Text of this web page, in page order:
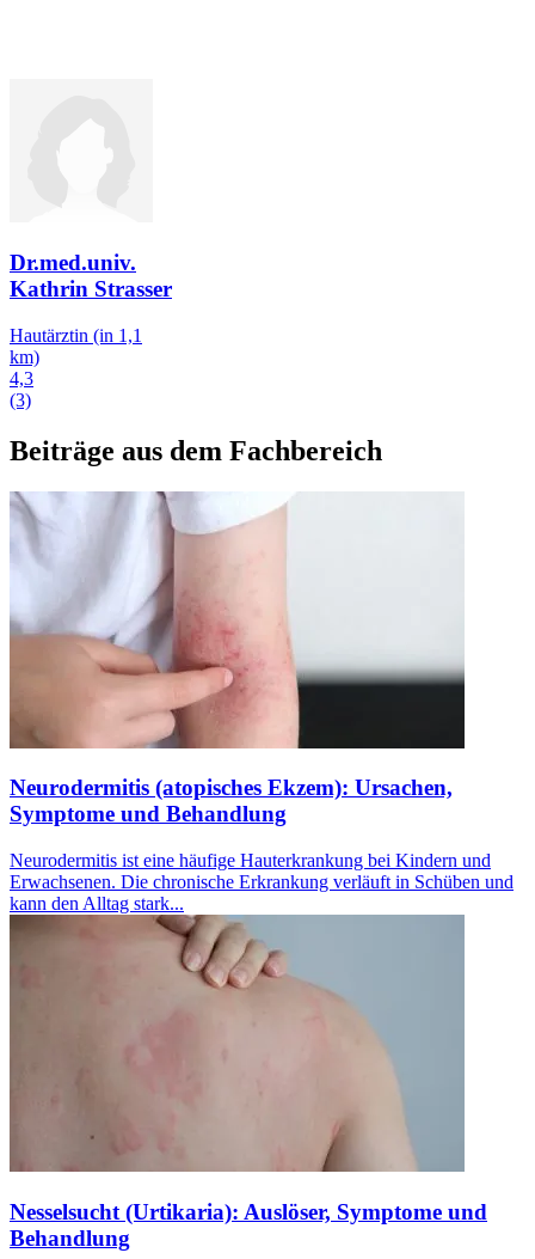
Dr.med.univ.
Kathrin Strasser
Hautärztin (in 1,1
km)
4,3
(3)
Beiträge aus dem Fachbereich
Neurodermitis (atopisches Ekzem): Ursachen,
Symptome und Behandlung
Neurodermitis ist eine häufige Hauterkrankung bei Kindern und
Erwachsenen. Die chronische Erkrankung verläuft in Schüben und
kann den Alltag stark...
Nesselsucht (Urtikaria): Auslöser, Symptome und
Behandlung